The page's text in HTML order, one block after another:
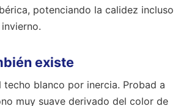
potenciando la calidez incluso
existe
techo blanco por inercia. Probad a
muy suave derivado del color de